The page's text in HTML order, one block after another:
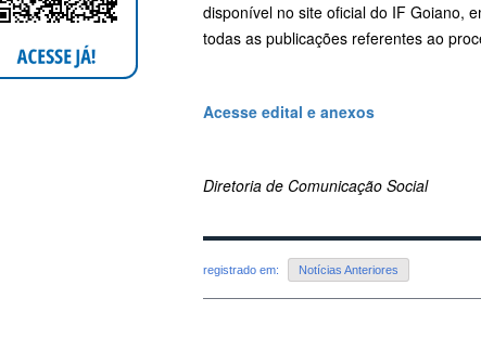
disponível no site oficial do IF Goiano,
todas as publicações referentes ao
Acesse edital e anexos
Diretoria de Comunicação Social
registrado em: Notícias Anteriores